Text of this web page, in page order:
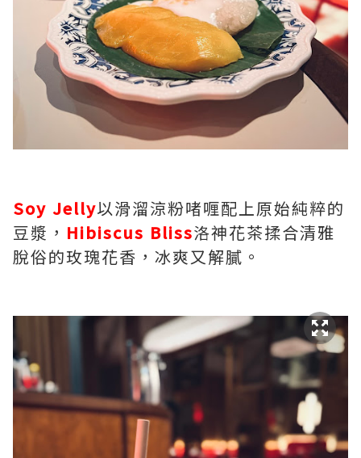
Soy Jelly以滑溜涼粉啫喱配上原始純粹的
豆漿， Hibiscus Bliss洛神花茶揉合清雅
脫俗的玫瑰花香，冰爽又解膩。